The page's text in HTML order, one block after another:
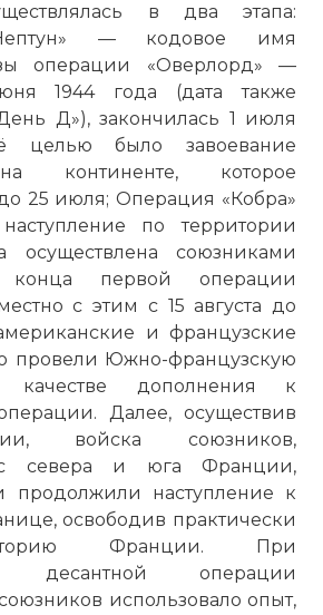
в два этапа:
— кодовое имя
операции «Оверлорд» —
1944 года (дата также
Д»), закончилась 1 июля
целью было завоевание
континенте, которое
25 июля; Операция «Кобра»
по территории
союзниками
конца первой операции
с этим с 15 августа до
и французские
провели Южно-французскую
дополнения к
Далее, осуществив
войска союзников,
с севера и юга Франции,
продолжили наступление к
освободив практически
Франции. При
десантной операции
использовало опыт,